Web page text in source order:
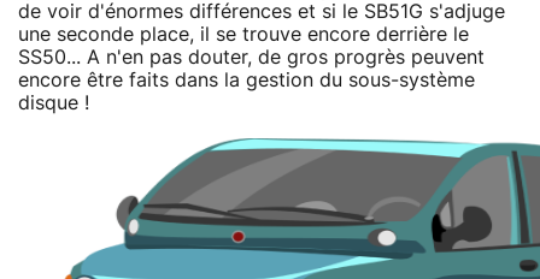
de voir d'énormes différences et si le SB51G s'adjuge
une seconde place, il se trouve encore derrière le
SS50... A n'en pas douter, de gros progrès peuvent
encore être faits dans la gestion du sous-système
disque !